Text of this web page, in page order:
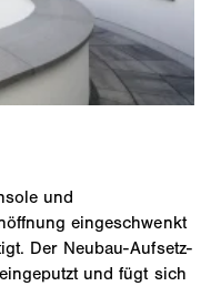
und
eingeschwenkt
Der Neubau-Aufsetz-
und fügt sich